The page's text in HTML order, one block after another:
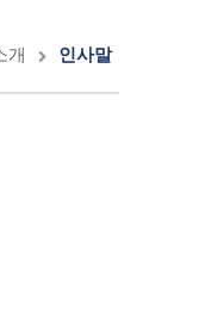
개 인사말